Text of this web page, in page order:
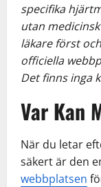
specifika
utan
läkare först
officiella
Det finns inga
Var Kan
När du letar
säkert är den
webbplatsen